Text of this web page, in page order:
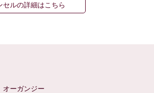
セルの詳細はこちら
オーガンジー